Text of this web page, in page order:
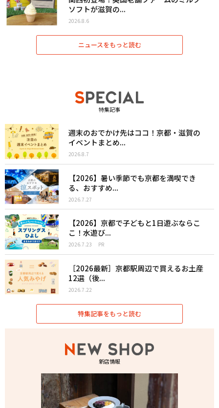
ソフトが滋賀の...
2026.8.6
ニュースをもっと読む
特集記事
週末のおでかけ先はココ！京都・滋賀の
イベントまとめ...
2026.8.7
【2026】暑い季節でも京都を満喫でき
る、おすすめ...
2026.7.27
【2026】京都で子どもと1日遊ぶならこ
こ！水遊び...
2026.7.23 PR
［2026最新］京都駅周辺で買えるお土産
12選（後...
2026.7.22
特集記事をもっと読む
新店情報